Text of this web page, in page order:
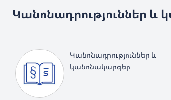
Կանոնադրություններ և
Կանոնադրություններ և
կանոնակարգեր